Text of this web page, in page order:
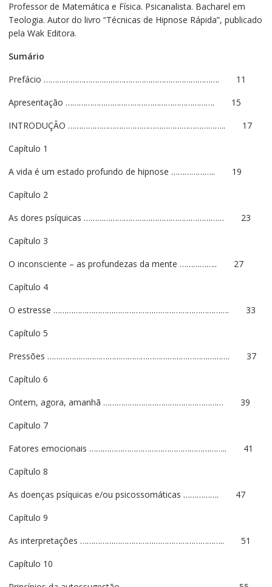
Professor de Matemática e Física. Psicanalista. Bacharel em
Teologia. Autor do livro “Técnicas de Hipnose Rápida”, publicado
pela Wak Editora.
Sumário
Prefácio ……………………………………………………………………. 11
Apresentação …………………………………………………………. 15
INTRODUÇÃO …………………………………………………………….. 17
Capítulo 1
A vida é um estado profundo de hipnose ……………….. 19
Capítulo 2
As dores psíquicas ……………………………………………………… 23
Capítulo 3
O inconsciente – as profundezas da mente …………….. 27
Capítulo 4
O estresse ……………………………………………………………………. 33
Capítulo 5
Pressões ………………………………………………………………………. 37
Capítulo 6
Ontem, agora, amanhã ……………………………………………… 39
Capítulo 7
Fatores emocionais …………………………………………………….. 41
Capítulo 8
As doenças psíquicas e/ou psicossomáticas ……………. 47
Capítulo 9
As interpretações ……………………………………………………….. 51
Capítulo 10